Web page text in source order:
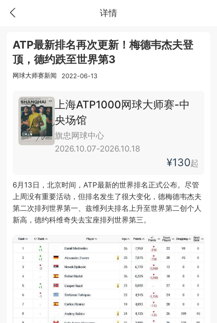
详情
ATP最新排名再次更新！梅德韦杰夫登
顶，德约跌至世界第3
网球大师赛新闻 2022-06-13
上海ATP1000网球大师赛-中
央场馆
旗忠网球中心
2026.10.07-2026.10.18
¥130起
6月13日，北京时间，ATP最新的世界排名正式公布。尽管
上周没有重要活动，但排名发生了很大变化，德梅德韦杰夫
第二次排列世界第一、兹维列夫排名上升至世界第二创个人
新高，德约科维奇失去宝座排列世界第三。